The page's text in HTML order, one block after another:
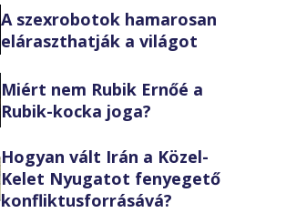
A szexrobotok hamarosan
eláraszthatják a világot
Miért nem Rubik Ernőé a
Rubik-kocka joga?
Hogyan vált Irán a Közel-
Kelet Nyugatot fenyegető
konfliktusforrásává?